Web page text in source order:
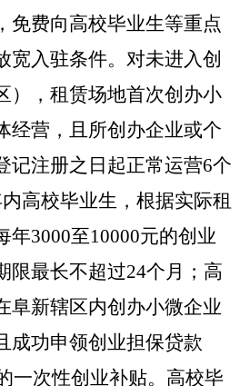
免费向高校毕业生等重点
入驻条件。 对未进入创
），租赁场地首次创办小
经营，且所创办企业或个
记注册之日起正常运营6个
高校毕业生，根据实际租
年3000至10000元的创业
限最长不超过24个月；高
阜新辖区内创办小微企业
成功申领创业担保贷款
一次性创业补贴。高校毕